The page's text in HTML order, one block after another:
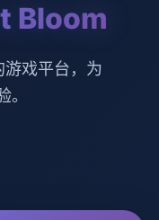
Bloom
戏平台，为
。